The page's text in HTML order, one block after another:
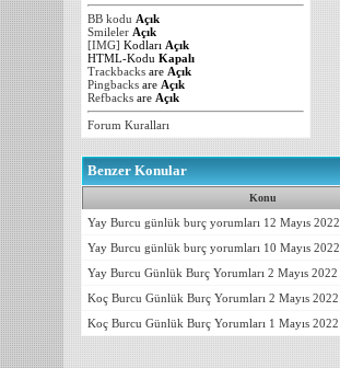
BB kodu Açık
Smileler Açık
[IMG] Kodları Açık
HTML-Kodu Kapalı
Trackbacks are Açık
Pingbacks are Açık
Refbacks are Açık
Forum Kuralları
Benzer Konular
Konu
Yay Burcu günlük burç yorumları 12 Mayıs 2022
Yay Burcu günlük burç yorumları 10 Mayıs 2022
Yay Burcu Günlük Burç Yorumları 2 Mayıs 2022
Koç Burcu Günlük Burç Yorumları 2 Mayıs 2022
Koç Burcu Günlük Burç Yorumları 1 Mayıs 2022